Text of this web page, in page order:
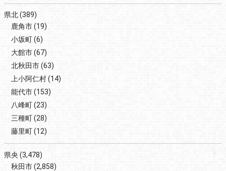
県北(389)
鹿角市(19)
小坂町(6)
大館市(67)
北秋田市(63)
上小阿仁村(14)
能代市(153)
八峰町(23)
三種町(28)
藤里町(12)
県央 (3,478)
秋田市(2,858)